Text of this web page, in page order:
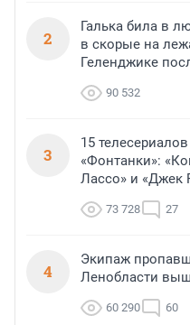
2
Галька била в
в скорые на
Геленджике
90 532
3
15
«Фонтанки»:
Лассо» и «Джек
73 728 27
4
Экипаж
Ленобласти
60 290 60